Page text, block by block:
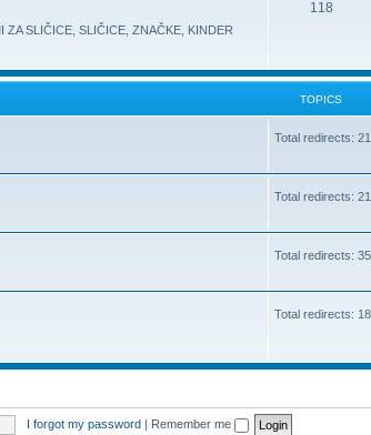
ZA SLIČICE, SLIČICE, ZNAČKE, KINDER
118
TOPICS
Total redirects:
Total redirects:
Total redirects:
Total redirects:
I forgot my password | Remember me